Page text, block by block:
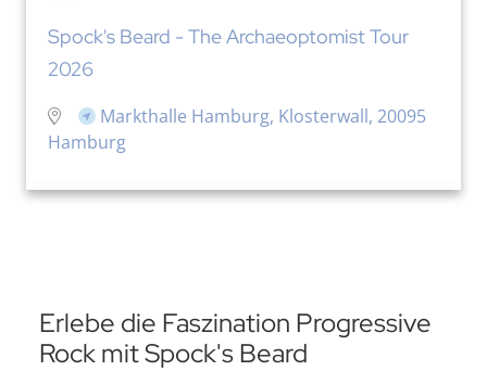
Spock's Beard - The Archaeoptomist Tour
2026
Markthalle Hamburg, Klosterwall, 20095
Hamburg
Erlebe die Faszination Progressive
Rock mit Spock's Beard